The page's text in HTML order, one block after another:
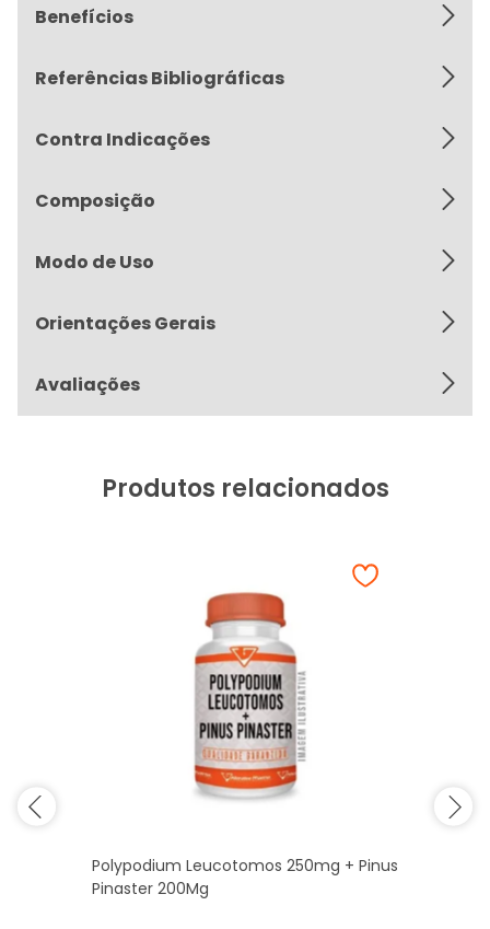
Benefícios
Referências Bibliográficas
Contra Indicações
Composição
Modo de Uso
Orientações Gerais
Avaliações
Produtos relacionados
Polypodium Leucotomos 250mg + Pinus
Pinaster 200Mg